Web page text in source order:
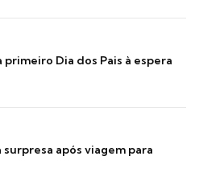
Dia dos Pais à espera
após viagem para